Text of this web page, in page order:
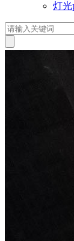
灯光